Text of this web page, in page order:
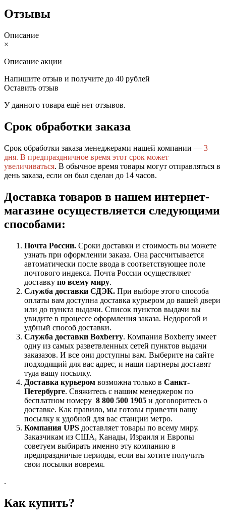
Отзывы
Описание
×
Описание акции
Напишите отзыв и получите до 40 рублей
Оставить отзыв
У данного товара ещё нет отзывов.
Срок обработки заказа
Срок обработки заказа менеджерами нашей компании — 3
дня. В предпраздничное время этот срок может
увеличиваться. В обычное время товары могут отправляться в
день заказа, если он был сделан до 14 часов.
Доставка товаров в нашем интернет-
магазине осуществляется следующими
способами:
Почта России. Сроки доставки и стоимость вы можете
узнать при оформлении заказа. Она рассчитывается
автоматически после ввода в соответствующее поле
почтового индекса. Почта России осуществляет
доставку по всему миру.
Служба доставки СДЭК. При выборе этого способа
оплаты вам доступна доставка курьером до вашей двери
или до пункта выдачи. Список пунктов выдачи вы
увидите в процессе оформления заказа. Недорогой и
удбный способ доставки.
Служба доставки Boxberry. Компания Boxberry имеет
одну из самых разветвленных сетей пунктов выдачи
заказазов. И все они доступны вам. Выберите на сайте
подходящий для вас адрес, и наши партнеры доставят
туда вашу посылку.
Доставка курьером возможна только в Санкт-
Петербурге. Свяжитесь с нашим менеджером по
бесплатном номеру 8 800 500 1905 и договоритесь о
доставке. Как правило, мы готовы привезти вашу
посылку к удобной для вас станции метро.
Компания UPS доставляет товары по всему миру.
Заказчикам из США, Канады, Израиля и Европы
советуем выбирать именно эту компанию в
предпраздничые периоды, если вы хотите получить
свои посылки вовремя.
.
Как купить?